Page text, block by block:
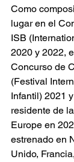
Como
lugar en el
ISB
2020 y 2022,
Concurso de
(Festival
Infantil) 2021
residente de
Europe en
estrenado en
Unido,